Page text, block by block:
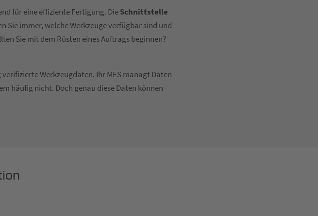
für eine effiziente Fertigung. DieSchnittstelle
Sie immer, welche Werkzeuge verfügbar sind und
Sie mit dem Rüsten eines Auftrags beginnen?
Werkzeugdaten. Ihr MES managt Daten
häufig nicht. Doch genau diese Daten können